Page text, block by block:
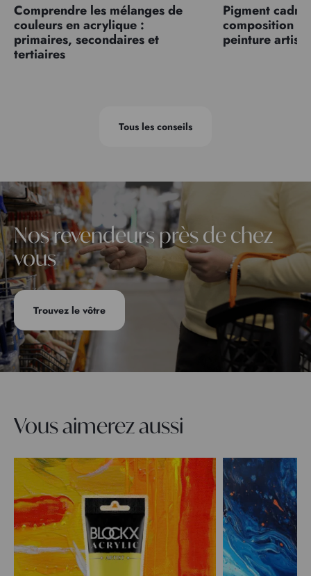
Comprendre les mélanges de
couleurs en acrylique :
primaires, secondaires et
tertiaires
Pigment
composition
peinture
Tous les conseils
Nos revendeurs près de chez
vous
Trouvez le vôtre
Vous aimerez aussi